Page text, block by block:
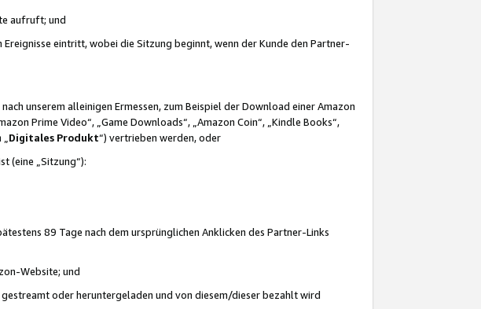
aufruft; und
eintritt, wobei die Sitzung beginnt, wenn der Kunde den Partner-
unserem alleinigen Ermessen, zum Beispiel der Download einer Amazon
Prime Video“, „Game Downloads“, „Amazon Coin“, „Kindle Books“,
Digitales Produkt“) vertrieben werden, oder
(eine „Sitzung“):
89 Tage nach dem ursprünglichen Anklicken des Partner-Links
Website; und
oder heruntergeladen und von diesem/dieser bezahlt wird